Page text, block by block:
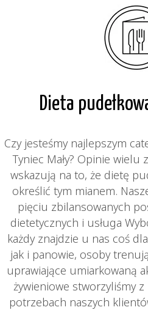
Dieta
Czy jesteśmy najlepszym
Tyniec Mały? Opinie
wskazują na to, że dietę
określić tym mianem.
pięciu zbilansowanych
dietetycznych i usługa
każdy znajdzie u nas coś
jak i panowie, osoby
uprawiające umiarkowaną
żywieniowe stworzyliśmy
potrzebach naszych